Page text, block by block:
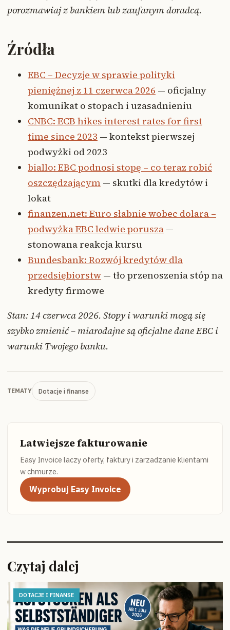
porozmawiaj z bankiem lub zaufanym doradcą.
Źródła
EBC – Decyzje w sprawie polityki
pieniężnej z 11 czerwca 2026 — oficjalny
komunikat o stopach i uzasadnieniu
CNBC: ECB hikes interest rates for first
time since 2023 — kontekst pierwszej
podwyżki od 2023
biallo: EBC podnosi stopę – co teraz robić
oszczędzającym — skutki dla kredytów i
lokat
finanzen.net: Euro słabnie wobec dolara –
podwyżka EBC ledwie porusza —
stonowana reakcja kursu
Bundesbank: Rozwój kredytów dla
przedsiębiorstw — tło przenoszenia stóp na
kredyty firmowe
Stan: 14 czerwca 2026. Stopy i warunki mogą się
szybko zmienić – miarodajne są oficjalne dane EBC i
warunki Twojego banku.
TEMATY Dotacje i finanse
Latwiejsze fakturowanie
Easy Invoice laczy oferty, faktury i zarzadzanie klientami
w chmurze.
Wyprobuj Easy Invoice
Czytaj dalej
DOTACJE I FINANSE